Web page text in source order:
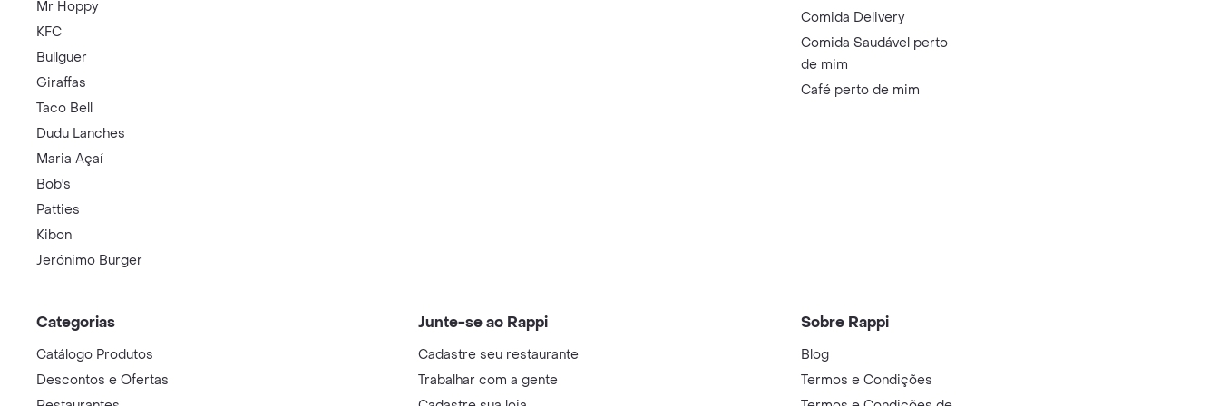
Mr Hoppy
KFC
Bullguer
Giraffas
Taco Bell
Dudu Lanches
Maria Açaí
Bob's
Patties
Kibon
Jerónimo Burger
Comida Delivery
Comida Saudável perto
de mim
Café perto de mim
Categorias
Catálogo Produtos
Descontos e Ofertas
Junte-se ao Rappi
Cadastre seu restaurante
Trabalhar com a gente
Sobre Rappi
Blog
Termos e Condições